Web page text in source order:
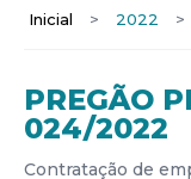
Inicial > 2022 >
PREGÃO
024/2022
Contratação de